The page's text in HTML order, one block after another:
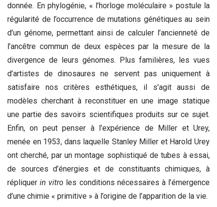
donnée. En phylogénie, « l’horloge moléculaire » postule la
régularité de l’occurrence de mutations génétiques au sein
d’un génome, permettant ainsi de calculer l’ancienneté de
l’ancêtre commun de deux espèces par la mesure de la
divergence de leurs génomes. Plus familières, les vues
d’artistes de dinosaures ne servent pas uniquement à
satisfaire nos critères esthétiques, il s’agit aussi de
modèles cherchant à reconstituer en une image statique
une partie des savoirs scientifiques produits sur ce sujet.
Enfin, on peut penser à l’expérience de Miller et Urey,
menée en 1953, dans laquelle Stanley Miller et Harold Urey
ont cherché, par un montage sophistiqué de tubes à essai,
de sources d’énergies et de constituants chimiques, à
répliquerin vitro les conditions nécessaires à l’émergence
d’une chimie « primitive » à l’origine de l’apparition de la vie.